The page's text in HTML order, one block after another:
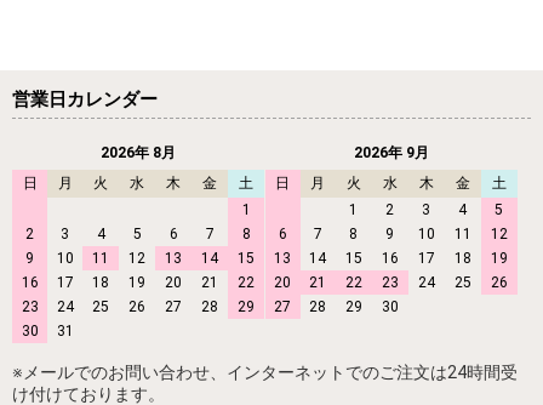
営業日カレンダー
2026年 8月
日
月 火 水 木 金
土
1
2
3 4 5 6 7
8
9
10 11 12 13 14
15
16
17 18 19 20 21
22
23
24 25 26 27 28
29
30
31
2026年 9月
日
月 火 水 木 金
土
1
2 3 4
5
6
7 8 9 10 11
12
13
14 15 16 17 18
19
20
21 22 23 24 25
26
27
28 29 30
※メールでのお問い合わせ、インターネットでのご注文は24時間受
け付けております。